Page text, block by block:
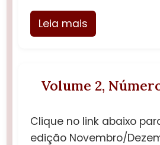
Leia mais
Volume 2,
Clique no link abaixo
edição Novembro/